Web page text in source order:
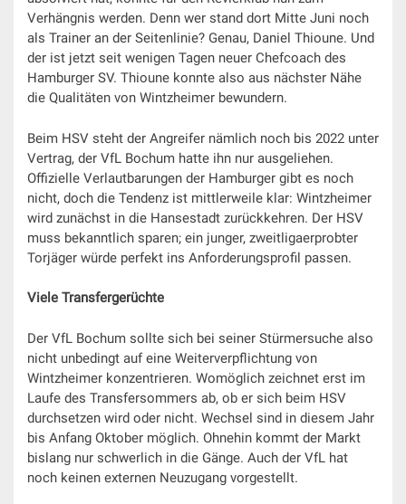
Verhängnis werden. Denn wer stand dort Mitte Juni noch
als Trainer an der Seitenlinie? Genau, Daniel Thioune. Und
der ist jetzt seit wenigen Tagen neuer Chefcoach des
Hamburger SV. Thioune konnte also aus nächster Nähe
die Qualitäten von Wintzheimer bewundern.
Beim HSV steht der Angreifer nämlich noch bis 2022 unter
Vertrag, der VfL Bochum hatte ihn nur ausgeliehen.
Offizielle Verlautbarungen der Hamburger gibt es noch
nicht, doch die Tendenz ist mittlerweile klar: Wintzheimer
wird zunächst in die Hansestadt zurückkehren. Der HSV
muss bekanntlich sparen; ein junger, zweitligaerprobter
Torjäger würde perfekt ins Anforderungsprofil passen.
Viele Transfergerüchte
Der VfL Bochum sollte sich bei seiner Stürmersuche also
nicht unbedingt auf eine Weiterverpflichtung von
Wintzheimer konzentrieren. Womöglich zeichnet erst im
Laufe des Transfersommers ab, ob er sich beim HSV
durchsetzen wird oder nicht. Wechsel sind in diesem Jahr
bis Anfang Oktober möglich. Ohnehin kommt der Markt
bislang nur schwerlich in die Gänge. Auch der VfL hat
noch keinen externen Neuzugang vorgestellt.